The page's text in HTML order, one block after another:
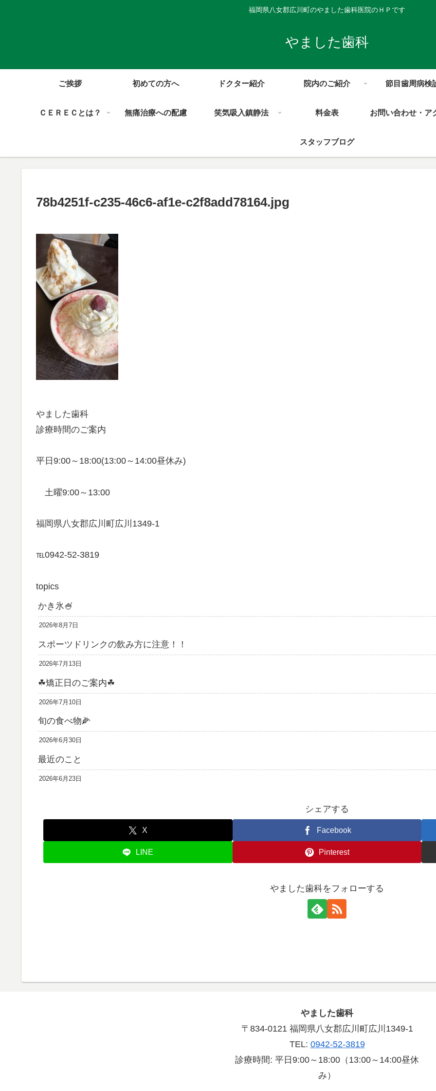
福岡県八女郡広川町のやました歯科医院のＨＰです
やました歯科
ご挨拶 初めての方へ ドクター紹介 院内のご紹介 節目歯周病検
ＣＥＲＥＣとは？ 無痛治療への配慮 笑気吸入鎮静法 料金表 お問い合わせ・ア
スタッフブログ
78b4251f-c235-46c6-af1e-c2f8add78164.jpg
やました歯科
診療時間のご案内
平日9:00～18:00(13:00～14:00昼休み)
土曜9:00～13:00
福岡県八女郡広川町広川1349-1
℡0942-52-3819
topics
かき氷🍧
2026年8月7日
スポーツドリンクの飲み方に注意！！
2026年7月13日
☘矯正日のご案内☘
2026年7月10日
旬の食べ物🌽
2026年6月30日
最近のこと
2026年6月23日
シェアする
X Facebook
LINE Pinterest
やました歯科をフォローする
やました歯科
〒834-0121 福岡県八女郡広川町広川1349-1
TEL: 0942-52-3819
診療時間: 平日9:00～18:00（13:00～14:00昼休
み）